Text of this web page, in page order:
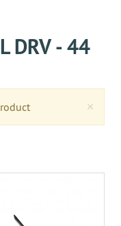
DRV - 44
×